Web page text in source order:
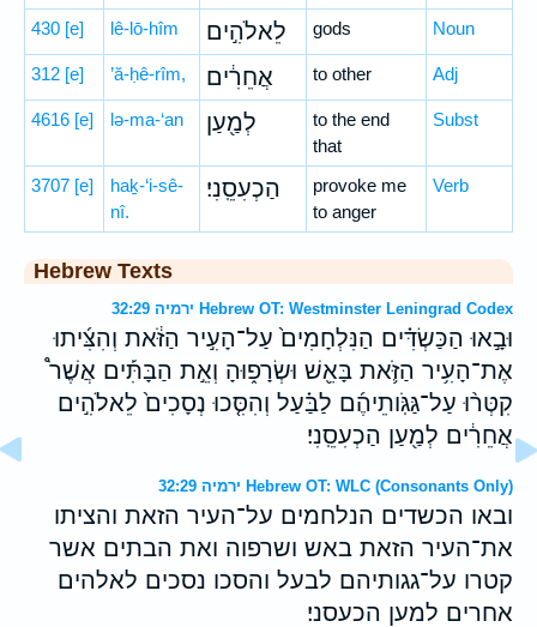
430 [e] lê-lō-hîm לֵאלֹהִ֣ים gods Noun
312 [e] ’ă-ḥê-rîm, אֲחֵרִ֔ים to other Adj
4616 [e] lə-ma-‘an לְמַ֖עַן
to the end
that
Subst
3707 [e]
haḵ-‘i-sê-
nî.
הַכְעִסֵֽנִי׃
provoke me
to anger
Verb
Hebrew Texts
ירמיה 32:29 Hebrew OT: Westminster Leningrad Codex
וּבָ֣אוּ הַכַּשְׂדִּ֗ים הַנִּלְחָמִים֙ עַל־הָעִ֣יר הַזֹּ֔את וְהִצִּ֜יתוּ
אֶת־הָעִ֥יר הַזֹּ֛את בָּאֵ֖שׁ וּשְׂרָפ֑וּהָ וְאֵ֣ת הַבָּתִּ֡ים אֲשֶׁר֩
קִטְּר֨וּ עַל־גַּגֹּֽותֵיהֶ֜ם לַבַּ֗עַל וְהִסִּ֤כוּ נְסָכִים֙ לֵאלֹהִ֣ים
אֲחֵרִ֔ים לְמַ֖עַן הַכְעִסֵֽנִי׃
ירמיה 32:29 Hebrew OT: WLC (Consonants Only)
ובאו הכשדים הנלחמים על־העיר הזאת והציתו
את־העיר הזאת באש ושרפוה ואת הבתים אשר
קטרו על־גגותיהם לבעל והסכו נסכים לאלהים
אחרים למען הכעסני׃